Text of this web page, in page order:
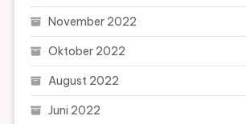
November 2022
Oktober 2022
August 2022
Juni 2022